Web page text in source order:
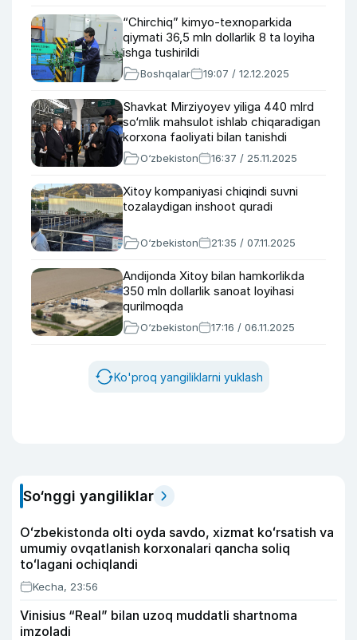
“Chirchiq” kimyo-texnoparkida
qiymati 36,5 mln dollarlik 8 ta loyiha
ishga tushirildi
Boshqalar 19:07 / 12.12.2025
Shavkat Mirziyoyev yiliga 440 mlrd
so‘mlik mahsulot ishlab chiqaradigan
korxona faoliyati bilan tanishdi
O‘zbekiston 16:37 / 25.11.2025
Xitoy kompaniyasi chiqindi suvni
tozalaydigan inshoot quradi
O‘zbekiston 21:35 / 07.11.2025
Andijonda Xitoy bilan hamkorlikda
350 mln dollarlik sanoat loyihasi
qurilmoqda
O‘zbekiston 17:16 / 06.11.2025
Ko'proq yangiliklarni yuklash
So‘nggi yangiliklar
Oʻzbekistonda olti oyda savdo, xizmat koʻrsatish va
umumiy ovqatlanish korxonalari qancha soliq
toʻlagani ochiqlandi
Kecha, 23:56
Vinisius “Real” bilan uzoq muddatli shartnoma
imzoladi